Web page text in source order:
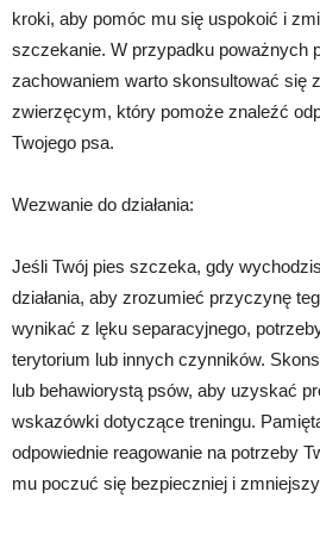
kroki, aby pomóc mu się uspokoić i
szczekanie. W przypadku poważnych
zachowaniem warto skonsultować się
zwierzęcym, który pomoże znaleźć
Twojego psa.
Wezwanie do działania:
Jeśli Twój pies szczeka, gdy
działania, aby zrozumieć przyczynę
wynikać z lęku separacyjnego,
terytorium lub innych czynników.
lub behawiorystą psów, aby uzyskać
wskazówki dotyczące treningu.
odpowiednie reagowanie na potrzeby
mu poczuć się bezpieczniej i